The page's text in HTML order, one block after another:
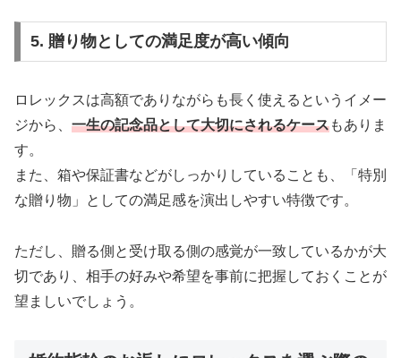
5. 贈り物としての満足度が高い傾向
ロレックスは高額でありながらも長く使えるというイメー
ジから、 一生の記念品として大切にされるケースもありま
す。
また、箱や保証書などがしっかりしていることも、「特別
な贈り物」としての満足感を演出しやすい特徴です。
ただし、贈る側と受け取る側の感覚が一致しているかが大
切であり、相手の好みや希望を事前に把握しておくことが
望ましいでしょう。